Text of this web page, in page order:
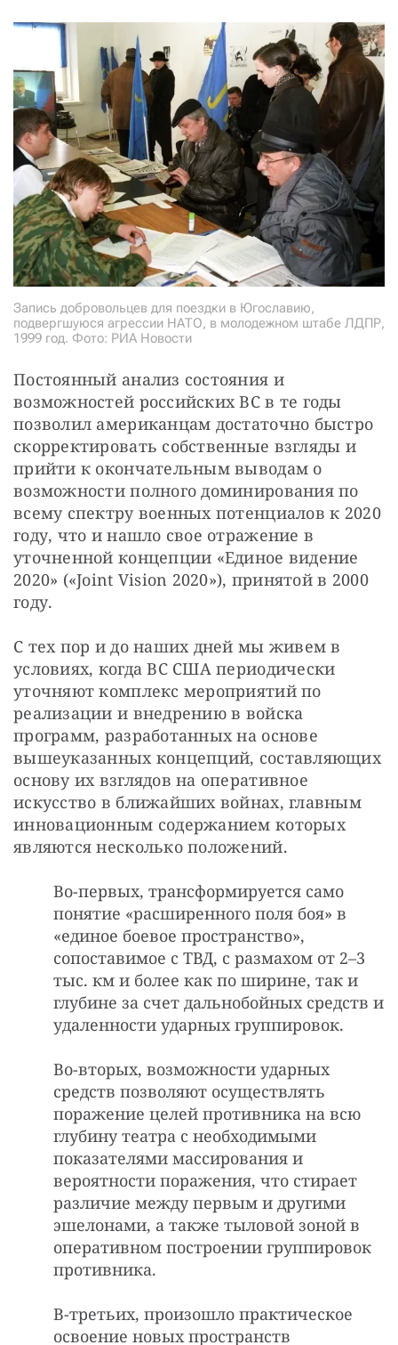
Запись добровольцев для поездки в Югославию,
подвергшуюся агрессии НАТО, в молодежном штабе ЛДПР,
1999 год. Фото: РИА Новости
Постоянный анализ состояния и
возможностей российских ВС в те годы
позволил американцам достаточно быстро
скорректировать собственные взгляды и
прийти к окончательным выводам о
возможности полного доминирования по
всему спектру военных потенциалов к 2020
году, что и нашло свое отражение в
уточненной концепции «Единое видение
2020» («Joint Vision 2020»), принятой в 2000
году.
С тех пор и до наших дней мы живем в
условиях, когда ВС США периодически
уточняют комплекс мероприятий по
реализации и внедрению в войска
программ, разработанных на основе
вышеуказанных концепций, составляющих
основу их взглядов на оперативное
искусство в ближайших войнах, главным
инновационным содержанием которых
являются несколько положений.
Во-первых, трансформируется само
понятие «расширенного поля боя» в
«единое боевое пространство»,
сопоставимое с ТВД, с размахом от 2–3
тыс. км и более как по ширине, так и
глубине за счет дальнобойных средств и
удаленности ударных группировок.
Во-вторых, возможности ударных
средств позволяют осуществлять
поражение целей противника на всю
глубину театра с необходимыми
показателями массирования и
вероятности поражения, что стирает
различие между первым и другими
эшелонами, а также тыловой зоной в
оперативном построении группировок
противника.
В-третьих, произошло практическое
освоение новых пространств